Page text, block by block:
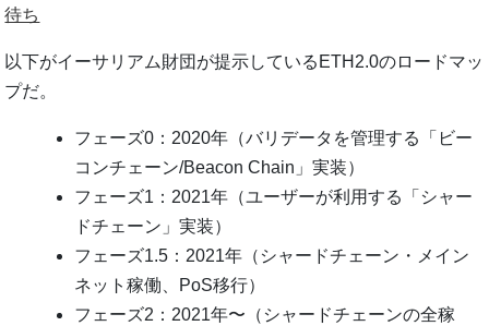
待ち
以下がイーサリアム財団が提示しているETH2.0のロードマッ
プだ。
フェーズ0：2020年（バリデータを管理する「ビー
コンチェーン/Beacon Chain」実装）
フェーズ1：2021年（ユーザーが利用する「シャー
ドチェーン」実装）
フェーズ1.5：2021年（シャードチェーン・メイン
ネット稼働、PoS移行）
フェーズ2：2021年〜（シャードチェーンの全稼